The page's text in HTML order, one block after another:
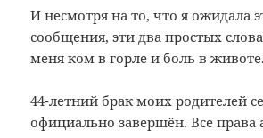
И несмотря на то, что я ожидала
сообщения, эти два простых
меня ком в горле и боль в животе.
44-летний брак моих родителей
официально завершён. Все права